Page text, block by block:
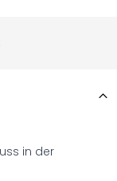
in der